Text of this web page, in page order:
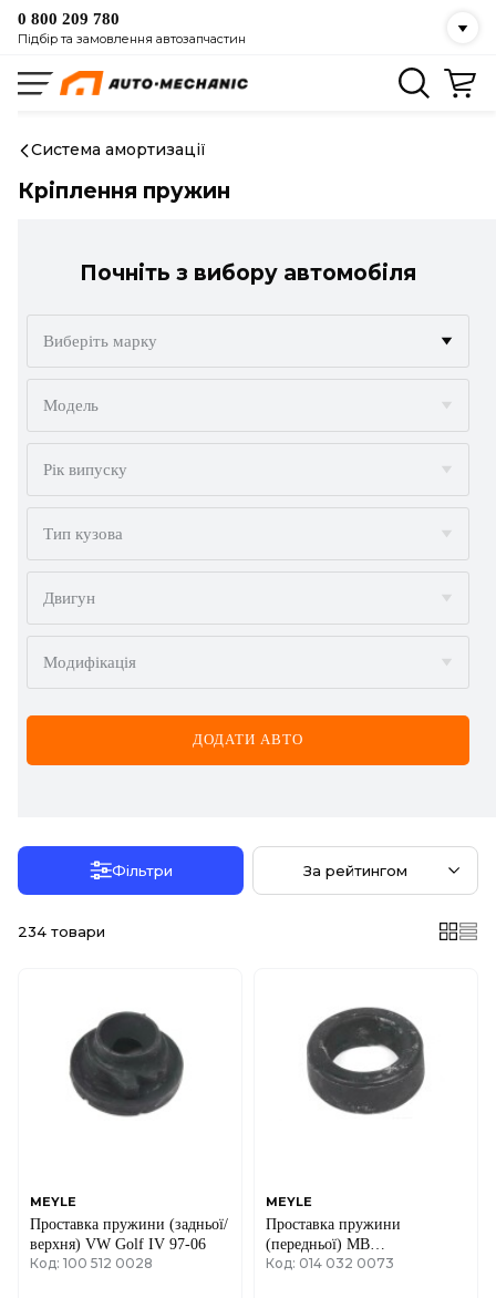
0 800 209 780
Підбір та замовлення автозапчастин
Система амортизації
Кріплення пружин
Почніть з вибору автомобіля
Виберіть марку
ALFA ROMEO
BMW
BYD
CADILLAC
CHERY
CHEVROLET
CHRYSLER
FIAT
FORD
GMC
GREAT WALL
Модель
Рік випуску
Тип кузова
Двигун
Модифікація
ДОДАТИ АВТО
Фільтри За рейтингом
234 товари
MEYLE
Проставка пружини (задньої/
верхня) VW Golf IV 97-06
Код: 100 512 0028
MEYLE
Проставка пружини
(передньої) MB
(W202/S202/A208/W210/S210)
Код: 014 032 0073